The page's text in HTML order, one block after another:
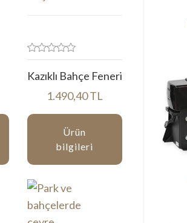
Kazıklı Bahçe Feneri
1.490,40 TL
Ürün
bilgileri